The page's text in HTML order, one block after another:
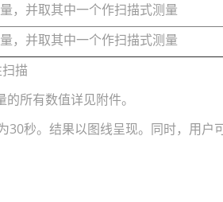
，并取其中一个作扫描式测量
，并取其中一个作扫描式测量
描
所有数值详见附件。
秒。结果以图线呈现。同时，用户